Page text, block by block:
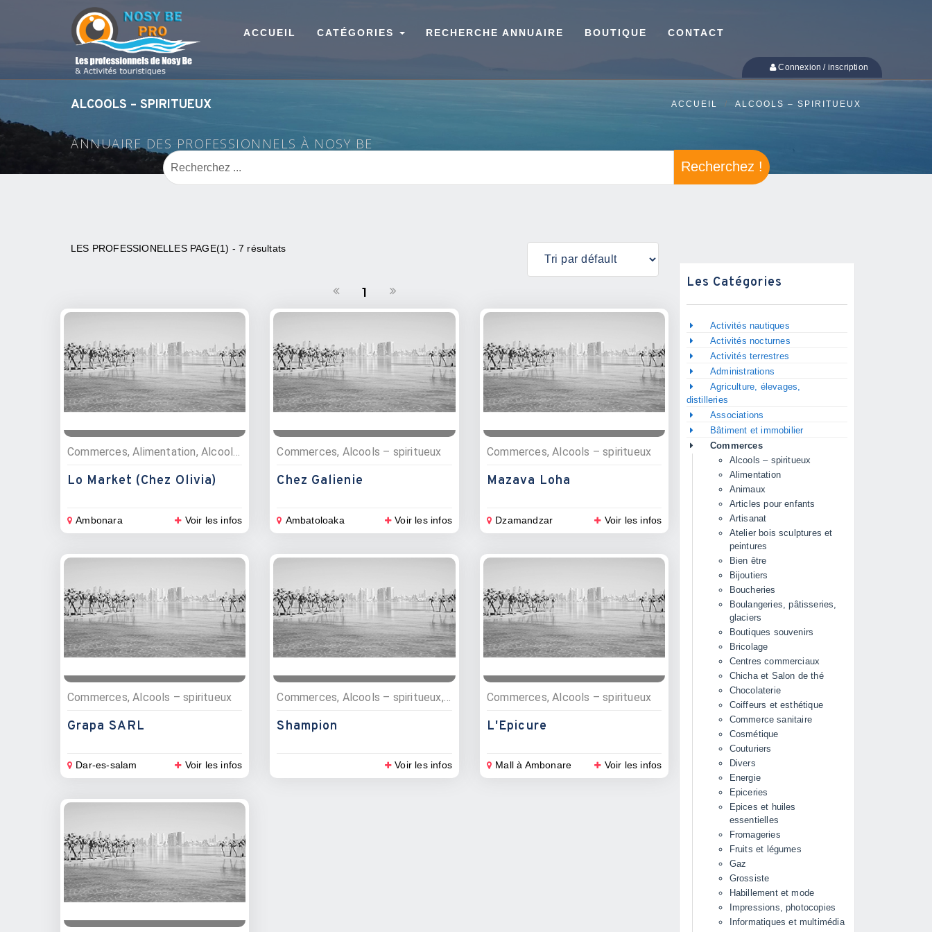
ACCUEIL CATÉGORIES RECHERCHE ANNUAIRE BOUTIQUE CONTACT
Connexion / inscription
ALCOOLS – SPIRITUEUX
ANNUAIRE DES PROFESSIONNELS À NOSY BE
ACCUEIL ALCOOLS – SPIRITUEUX
Recherchez !
LES PROFESSIONELLES PAGE(1) - 7 résultats
1
Commerces, Alimentation, Alcools – spiritueux, Supermarchés
Lo Market (Chez Olivia)
Ambonara Voir les infos
Commerces, Alcools – spiritueux
Chez Galienie
Ambatoloaka Voir les infos
Commerces, Alcools – spiritueux
Mazava Loha
Dzamandzar Voir les infos
Commerces, Alcools – spiritueux
Grapa SARL
Dar-es-salam Voir les infos
Shampion
Voir les infos
Commerces, Alcools – spiritueux
L'Epicure
Mall à Ambonare Voir les infos
Les Catégories
Activités nautiques
Activités nocturnes
Activités terrestres
Administrations
Agriculture, élevages,
distilleries
Associations
Bâtiment et immobilier
Commerces
Alcools – spiritueux
Alimentation
Animaux
Articles pour enfants
Artisanat
Atelier bois sculptures et
peintures
Bien être
Bijoutiers
Boucheries
Boulangeries, pâtisseries,
glaciers
Boutiques souvenirs
Bricolage
Centres commerciaux
Chicha et Salon de thé
Chocolaterie
Coiffeurs et esthétique
Commerce sanitaire
Cosmétique
Couturiers
Divers
Energie
Epiceries
Epices et huiles
essentielles
Fromageries
Fruits et légumes
Gaz
Grossiste
Habillement et mode
Impressions, photocopies
Informatiques et multimédia